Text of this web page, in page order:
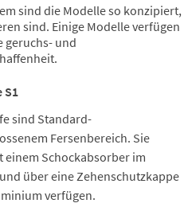
sind die Modelle so konzipiert,
sind. Einige Modelle verfügen
geruchs- und
S1
sind Standard-
Fersenbereich. Sie
einem Schockabsorber im
über eine Zehenschutzkappe
verfügen.